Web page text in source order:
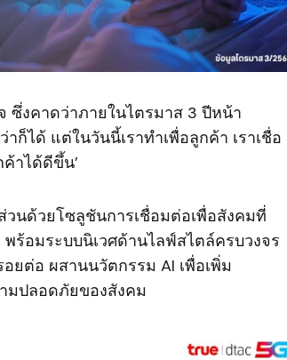
จ ซึ่งคาดว่าภายในไตรมาส 3 ปีหน้า
ก็ได้ แต่ในวันนี้เราทำเพื่อลูกค้า เราเชื่อ
าได้ดีขึ้น’
นด้วยโซลูชันการเชื่อมต่อเพื่อสังคมที่
ร้อมระบบนิเวศด้านไลฟ์สไตล์ครบวงจร
ยต่อ ผสานนวัตกรรม AI เพื่อเพิ่ม
มปลอดภัยของสังคม